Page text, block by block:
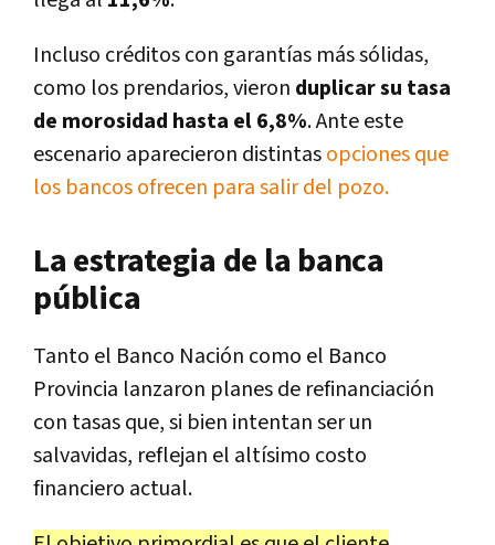
Incluso créditos con garantías más sólidas,
como los prendarios, vieron duplicar su tasa
de morosidad hasta el 6,8%. Ante este
escenario aparecieron distintasopciones que
los bancos ofrecen para salir del pozo.
La estrategia de la banca
pública
Tanto el Banco Nación como el Banco
Provincia lanzaron planes de refinanciación
con tasas que, si bien intentan ser un
salvavidas, reflejan el altísimo costo
financiero actual.